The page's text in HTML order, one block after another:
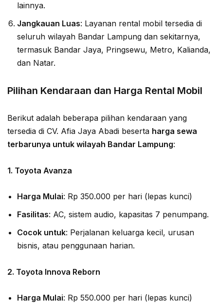
lainnya.
Jangkauan Luas: Layanan rental mobil tersedia di
seluruh wilayah Bandar Lampung dan sekitarnya,
termasuk Bandar Jaya, Pringsewu, Metro, Kalianda,
dan Natar.
Pilihan Kendaraan dan Harga Rental Mobil
Berikut adalah beberapa pilihan kendaraan yang
tersedia di CV. Afia Jaya Abadi beserta harga sewa
terbarunya untuk wilayah Bandar Lampung:
1. Toyota Avanza
Harga Mulai: Rp 350.000 per hari (lepas kunci)
Fasilitas: AC, sistem audio, kapasitas 7 penumpang.
Cocok untuk: Perjalanan keluarga kecil, urusan
bisnis, atau penggunaan harian.
2. Toyota Innova Reborn
Harga Mulai: Rp 550.000 per hari (lepas kunci)